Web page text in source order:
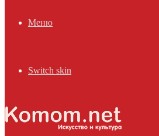
Меню
Switch skin